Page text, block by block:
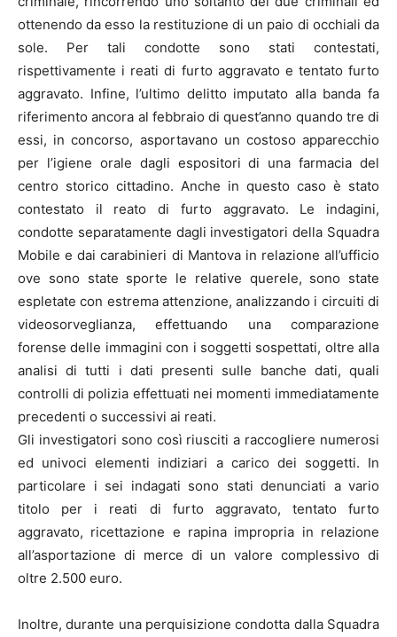
ottenendo da esso la restituzione di un paio di occhiali da
sole. Per tali condotte sono stati contestati,
rispettivamente i reati di furto aggravato e tentato furto
aggravato. Infine, l’ultimo delitto imputato alla banda fa
riferimento ancora al febbraio di quest’anno quando tre di
essi, in concorso, asportavano un costoso apparecchio
per l’igiene orale dagli espositori di una farmacia del
centro storico cittadino. Anche in questo caso è stato
contestato il reato di furto aggravato. Le indagini,
condotte separatamente dagli investigatori della Squadra
Mobile e dai carabinieri di Mantova in relazione all’ufficio
ove sono state sporte le relative querele, sono state
espletate con estrema attenzione, analizzando i circuiti di
videosorveglianza, effettuando una comparazione
forense delle immagini con i soggetti sospettati, oltre alla
analisi di tutti i dati presenti sulle banche dati, quali
controlli di polizia effettuati nei momenti immediatamente
precedenti o successivi ai reati.
Gli investigatori sono così riusciti a raccogliere numerosi
ed univoci elementi indiziari a carico dei soggetti. In
particolare i sei indagati sono stati denunciati a vario
titolo per i reati di furto aggravato, tentato furto
aggravato, ricettazione e rapina impropria in relazione
all’asportazione di merce di un valore complessivo di
oltre 2.500 euro.
Inoltre, durante una perquisizione condotta dalla Squadra